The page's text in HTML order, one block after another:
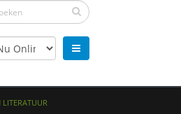
LITERATUUR